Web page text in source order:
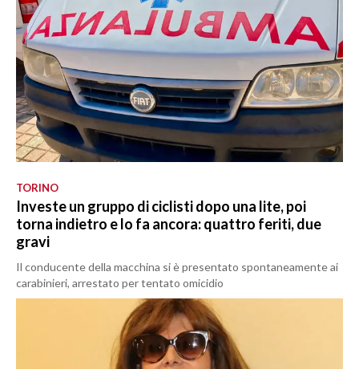
TORINO
Investe un gruppo di ciclisti dopo una lite, poi
torna indietro e lo fa ancora: quattro feriti, due
gravi
Il conducente della macchina si è presentato spontaneamente ai
carabinieri, arrestato per tentato omicidio